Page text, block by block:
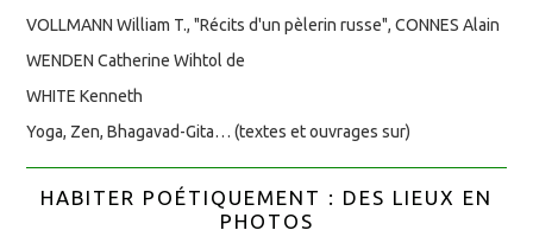
VOLLMANN William T., "Récits d'un pèlerin russe", CONNES Alain
WENDEN Catherine Wihtol de
WHITE Kenneth
Yoga, Zen, Bhagavad-Gita… (textes et ouvrages sur)
HABITER POÉTIQUEMENT : DES LIEUX EN
PHOTOS